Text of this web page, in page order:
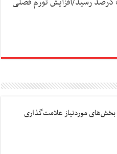
بخش‌های موردنیاز علامت‌گذاری